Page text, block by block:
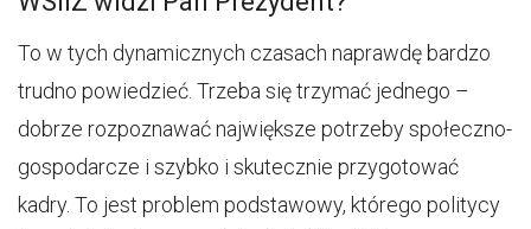
To w tych dynamicznych czasach naprawdę bardzo
trudno powiedzieć. Trzeba się trzymać jednego –
dobrze rozpoznawać największe potrzeby społeczno-
gospodarcze i szybko i skutecznie przygotować
kadry. To jest problem podstawowy, którego politycy